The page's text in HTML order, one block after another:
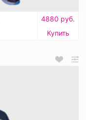
4880 руб.
Купить